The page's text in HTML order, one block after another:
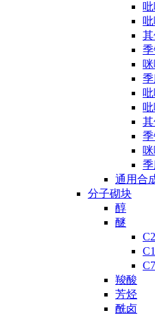
通用合
分子砌块
醇
醚
羧酸
芳烃
酰卤